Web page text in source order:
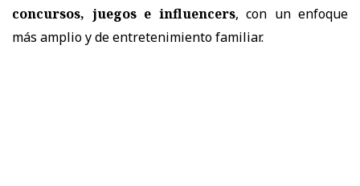
concursos, juegos e influencers, con un enfoque
más amplio y de entretenimiento familiar.